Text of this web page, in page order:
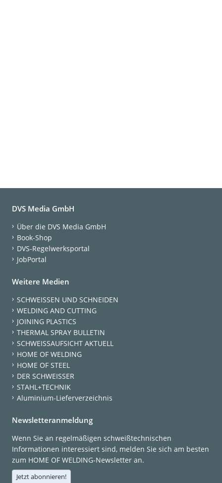
DVS Media GmbH
Über die DVS Media GmbH
Book-Shop
DVS-Regelwerksportal
JobPortal
Weitere Medien
SCHWEISSEN UND SCHNEIDEN
WELDING AND CUTTING
JOINING PLASTICS
THERMAL SPRAY BULLETIN
SCHWEISSAUFSICHT AKTUELL
HOME OF WELDING
HOME OF STEEL
DER SCHWEISSER
STAHL+TECHNIK
Aluminium-Lieferverzeichnis
Newsletteranmeldung
Wenn Sie an regelmäßigen schweißtechnischen
Informationen interessiert sind, melden Sie sich am besten
zum HOME OF WELDING-Newsletter an.
Jetzt abonnieren!